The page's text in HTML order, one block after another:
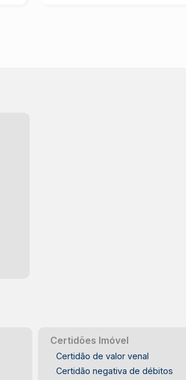
Certidões Imóvel
Certidão de valor venal
Certidão negativa de débitos